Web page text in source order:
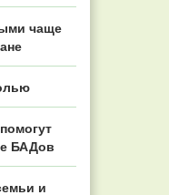
чаще
БАДов
и